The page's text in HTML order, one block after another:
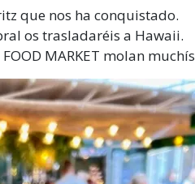
que nos ha conquistado.
os trasladaréis a Hawaii.
MARKET molan